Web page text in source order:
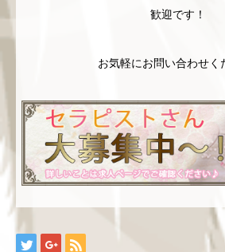
歓迎です！
お気軽にお問い合わせく